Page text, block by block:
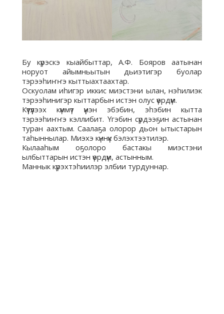
Бу күрэскэ кыайбыттар, А.Ф. Бояров аатынан
норуот айымньытын дьиэтигэр буолар
тэрээһиҥҥэ кыттыахтаахтар.
Оскуолам иһигэр иккис миэстэни ылан, нэһилиэк
тэрээһинигэр кыттарбын истэн олус үөрдүм.
Күүтүүлээх күммүт үүнэн эбэбин, эһэбин кытта
тэрээһиҥҥэ кэллибит. Үгэбин сүрдээҕин астынан
туран аахтым. Саалаҕа олорор дьон ытыстарын
таһыннылар. Миэхэ күннүк бэлэхтээтилэр.
Кылааһым оҕолоро бастакы миэстэни
ылбыттарын истэн үөрдүм, астынным.
Маннык күрэхтэһиилэр элбии турдуннар.